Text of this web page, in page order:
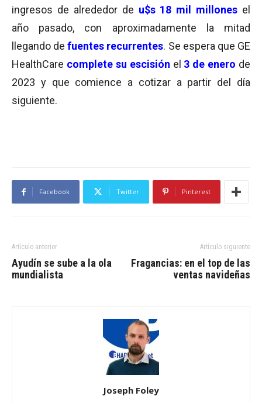
ingresos de alrededor de u$s 18 mil millones el
año pasado, con aproximadamente la mitad
llegando defuentes recurrentes. Se espera que GE
HealthCare complete su escisión el 3 de enero de
2023 y que comience a cotizar a partir del día
siguiente.
Facebook Twitter Pinterest
Artículo anterior
Ayudín se sube a la ola
mundialista
Artículo siguiente
Fragancias: en el top de las
ventas navideñas
Joseph Foley